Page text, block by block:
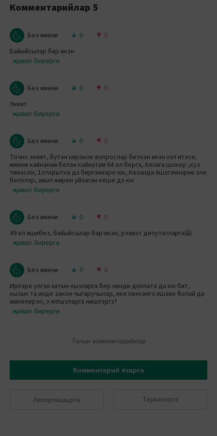
Комментарийлар 5
Без имени 0
0
Байыйсылар бар икэн
җавап бирергә
Без имени 0
0
Экият
җавап бирергә
Без имени 0
0
Точно экият, бутэн кирэкле вопрослар беткэн икэн хэл итэсе,
минем кайнанам белэн кайнатам 64 ел бергэ, Аллага шокер ,куз
тимэсен, 1открытка да биргэннэре юк, Казанда яшэгэннэрне эле
белэлэр, авыл жирен уйлаган кеше дэ юк
җавап бирергә
Без имени 0
0
49 ел яшибез, байыйсылар бар икэн, рэхмэт депутатларга🤗
җавап бирергә
Без имени 0
0
Ирлэре улгэн хатын кызларга бер нинди доплата да юк бит,
кызык та инде закон чыгаручылар, ике пенсиягэ яшэве болай да
жинелерэк, э ялгызларга нишлэргэ?
җавап бирергә
Тагын коменнтарийлар
Комментарий язарга
Авторлашырга Теркәлергә